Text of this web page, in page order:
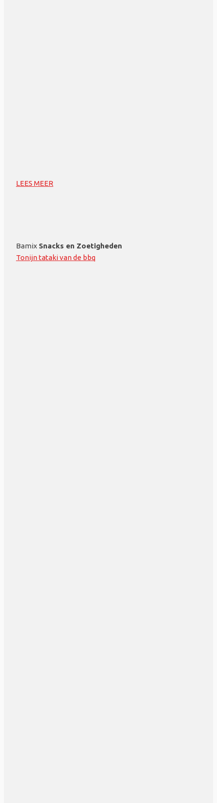
LEES MEER
Bamix Snacks en Zoetigheden
Tonijn tataki van de bbq